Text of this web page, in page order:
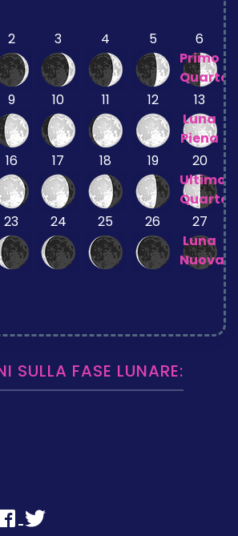
2 3 4 5
6
Primo
Quarto
9 10 11 12
13
Luna
Piena
16 17 18 19
20
Ultimo
Quarto
23 24 25 26
27
Luna
Nuova
SULLA FASE LUNARE: